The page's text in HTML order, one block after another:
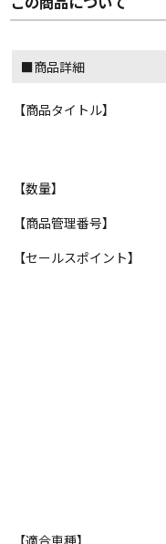
■商品詳細
【商品タイトル】
【数量】
【商品管理番号】
【セールスポイント】